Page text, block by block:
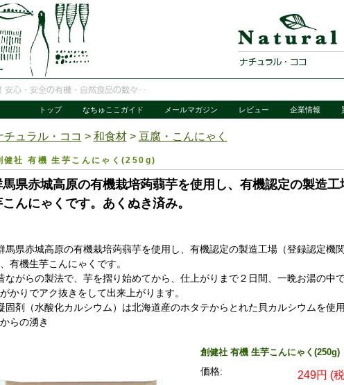
トップ なちゅここガイド メールマガジン レビュー 企業情報
チュラル・ココ > 和食材> 豆腐・こんにゃく
健社 有機 生芋こんにゃく(250g)
馬県赤城高原の有機栽培蒟蒻芋を使用し、有機認定の製造
んにゃくです。あくぬき済み。
馬県赤城高原の有機栽培蒟蒻芋を使用し、有機認定の製造工場（登録認定機
有機生芋こんにゃくです。
ながらの製法で、芋を摺り始めてから、仕上がりまで２日間、一晩お湯の中
かりでアク抜きをして出来上がります。
固剤（水酸化カルシウム）は北海道産のホタテからとれた貝カルシウムを使
らの湧き
創健社 有機 生芋こんにゃく(250g)
価格:
249円 (